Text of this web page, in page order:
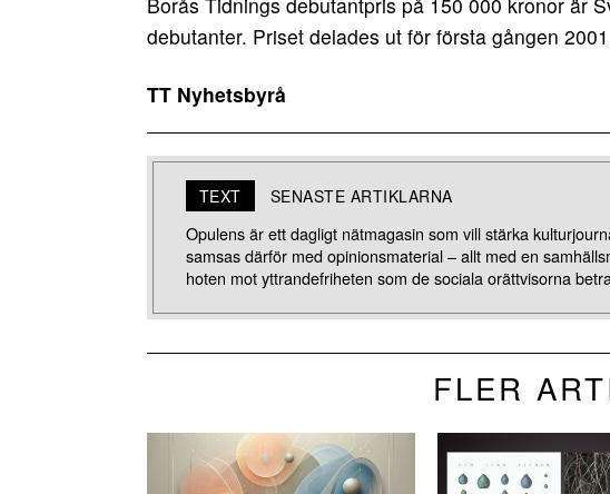
debutanter. Priset delades ut för första gången
TT Nyhetsbyrå
TEXT SENASTE ARTIKLARNA
Opulens är ett dagligt nätmagasin som vill stärka
samsas därför med opinionsmaterial – allt med en
hoten mot yttrandefriheten som de sociala orättvisorna
FLER